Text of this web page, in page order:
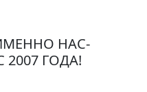
НАС-
ГОДА!